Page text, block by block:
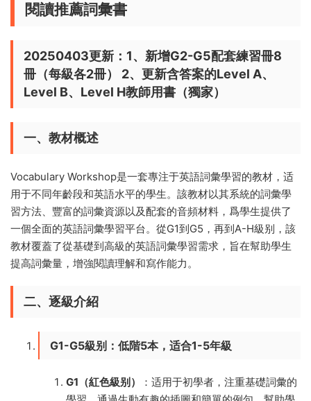
閱讀推薦詞彙書
20250403更新：1、新增G2-G5配套練習冊8
冊（每級各2冊） 2、更新含答案的Level A、
Level B、Level H教師用書（獨家）
一、教材概述
Vocabulary Workshop是一套專注于英語詞彙學習的教材，适
用于不同年齡段和英語水平的學生。該教材以其系統的詞彙學
習方法、豐富的詞彙資源以及配套的音頻材料，爲學生提供了
一個全面的英語詞彙學習平台。從G1到G5，再到A-H級别，該
教材覆蓋了從基礎到高級的英語詞彙學習需求，旨在幫助學生
提高詞彙量，增強閱讀理解和寫作能力。
二、逐級介紹
G1-G5級别：低階5本，适合1-5年級
G1（紅色級别）
：适用于初學者，注重基礎詞彙的